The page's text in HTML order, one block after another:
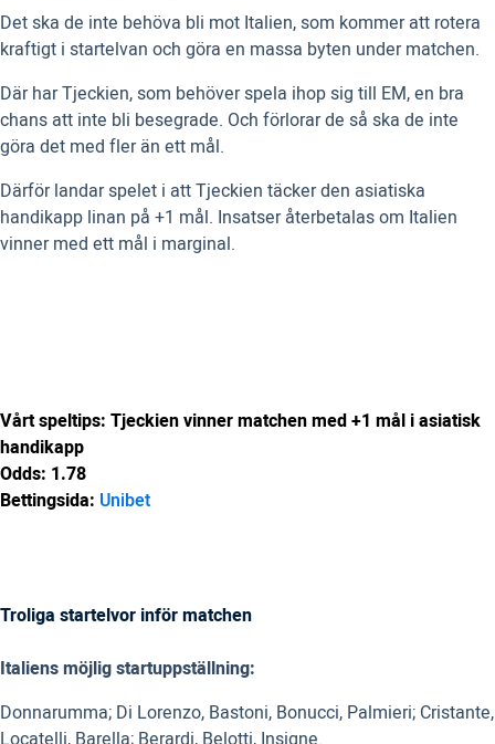
Det ska de inte behöva bli mot Italien, som kommer att rotera
kraftigt i startelvan och göra en massa byten under matchen.
Där har Tjeckien, som behöver spela ihop sig till EM, en bra
chans att inte bli besegrade. Och förlorar de så ska de inte
göra det med fler än ett mål.
Därför landar spelet i att Tjeckien täcker den asiatiska
handikapp linan på +1 mål. Insatser återbetalas om Italien
vinner med ett mål i marginal.
Vårt speltips: Tjeckien vinner matchen med +1 mål i asiatisk
handikapp
Odds: 1.78
Bettingsida: Unibet
Troliga startelvor inför matchen
Italiens möjlig startuppställning:
Donnarumma; Di Lorenzo, Bastoni, Bonucci, Palmieri; Cristante,